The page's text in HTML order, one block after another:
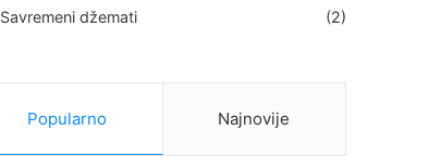
Savremeni džemati
(2)
Popularno Najnovije